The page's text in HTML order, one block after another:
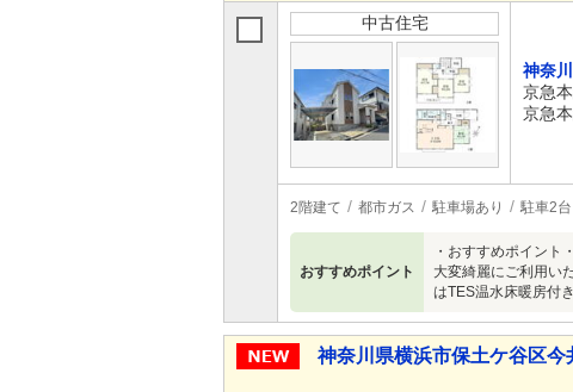
中古住宅
神奈
京急
京急
2階建て 都市ガス 駐車場あり 駐車2台
おすすめポイント
・おすすめポイン
大変綺麗にご利用い
はTES温水床暖房付
神奈川県横浜市保土ケ谷区今